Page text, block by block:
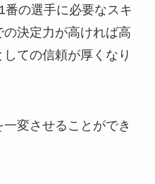
番の選手に必要なスキ
決定力が高ければ高
ての信頼が厚くなり
変させることができ